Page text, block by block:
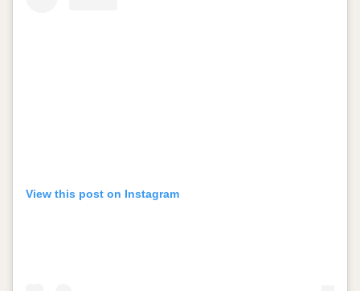
View this post on Instagram